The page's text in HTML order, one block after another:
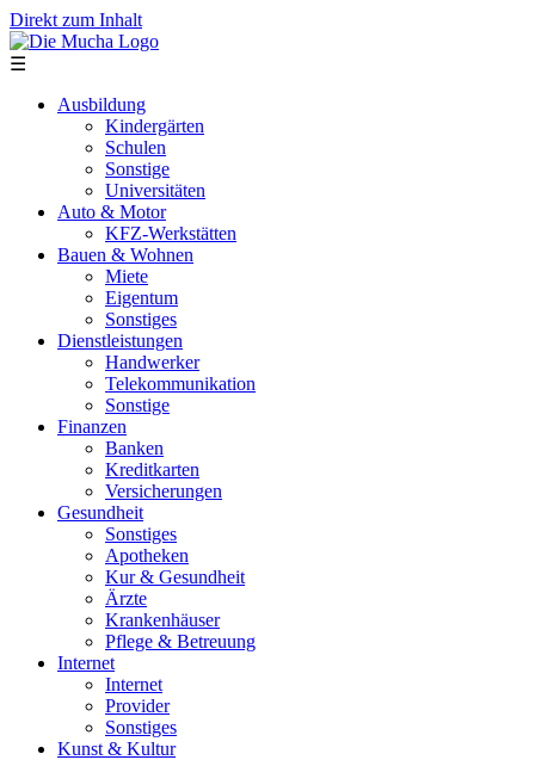
Direkt zum Inhalt
☰
Ausbildung
Kindergärten
Schulen
Sonstige
Universitäten
Auto & Motor
KFZ-Werkstätten
Bauen & Wohnen
Miete
Eigentum
Sonstiges
Dienstleistungen
Handwerker
Telekommunikation
Sonstige
Finanzen
Banken
Kreditkarten
Versicherungen
Gesundheit
Sonstiges
Apotheken
Kur & Gesundheit
Ärzte
Krankenhäuser
Pflege & Betreuung
Internet
Internet
Provider
Sonstiges
Kunst & Kultur